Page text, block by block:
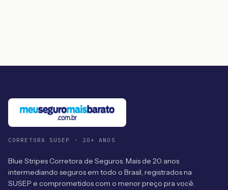
CORRETORA SUSEP · 20+ ANOS
Blue Stripes Corretora de Seguros. Mais de 20 anos
intermediando seguros em todo o Brasil, registrados na
SUSEP e comprometidos com o menor preço pra você.